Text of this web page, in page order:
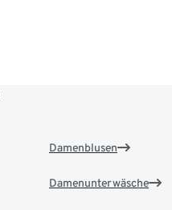
Damenblusen
Damenunterwäsche